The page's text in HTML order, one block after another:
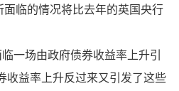
临的情况将比去年的英国央行
一场由政府债券收益率上升引
收益率上升反过来又引发了这些